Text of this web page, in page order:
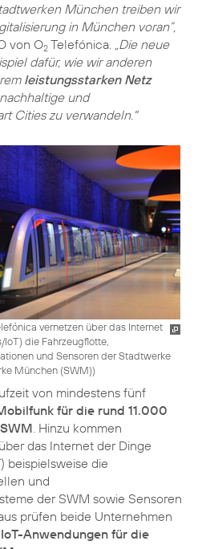
München treiben wir
in München voran”,
von O2 Telefónica. „Die neue
dafür, wie wir anderen
leistungsstarken Netz
und
Cities zu verwandeln."
vernetzen über das Internet
die Fahrzeugflotte,
und Sensoren der Stadtwerke
München (SWM))
von mindestens fünf
für die rund 11.000
. Hinzu kommen
das Internet der Dinge
beispielsweise die
und
der SWM sowie Sensoren
prüfen beide Unternehmen
IoT-Anwendungen für die